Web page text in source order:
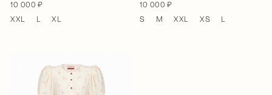
10 000 ₽
XXL
L XL
10 000 ₽
S
M XXL XS L